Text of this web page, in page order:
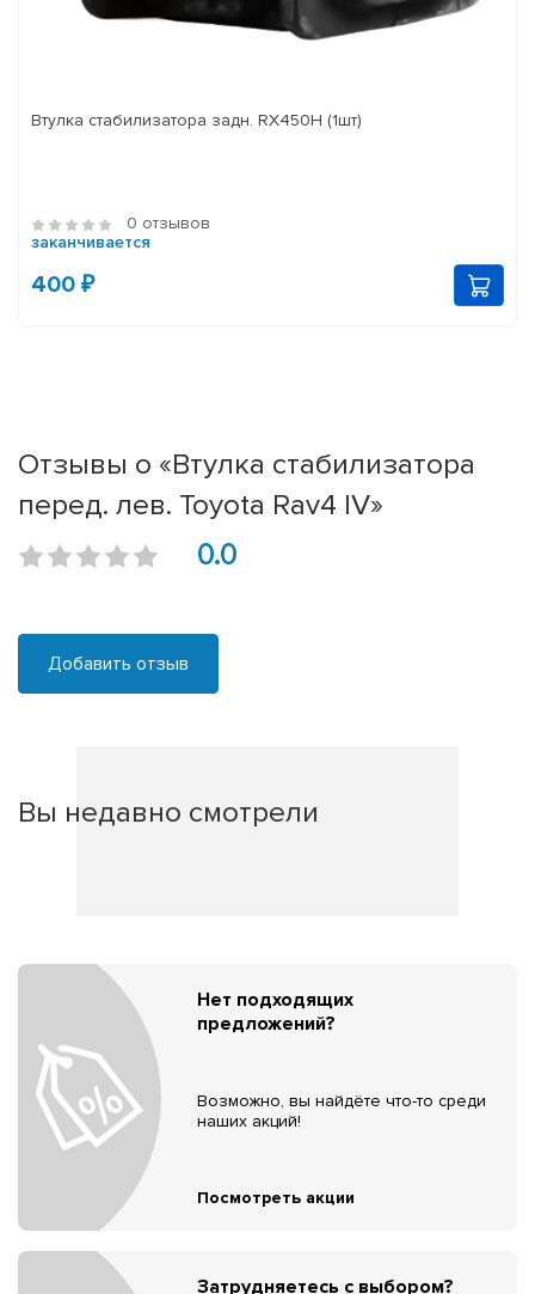
Втулка стабилизатора задн. RX450H (1шт)
0 отзывов
заканчивается
400 ₽
Отзывы о «Втулка стабилизатора
перед. лев. Toyota Rav4 IV»
0.0
Добавить отзыв
Вы недавно смотрели
Нет подходящих
предложений?
Возможно, вы найдёте что-то среди
наших акций!
Посмотреть акции
Затрудняетесь с выбором?